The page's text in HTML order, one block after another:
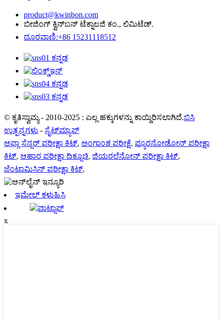
product@kwinbon.com
ಬೀಜಿಂಗ್ ಕ್ವಿನ್‌ಬನ್ ಟೆಕ್ನಾಲಜಿ ಕಂ., ಲಿಮಿಟೆಡ್.
ದೂರವಾಣಿ:+86 15231118512
© ಕೃತಿಸ್ವಾಮ್ಯ - 2010-2025 : ಎಲ್ಲ ಹಕ್ಕುಗಳನ್ನು ಕಾಯ್ದಿರಿಸಲಾಗಿದೆ.ಬಿಸಿ
ಉತ್ಪನ್ನಗಳು - ಸೈಟ್‌ಮ್ಯಾಪ್
ಅಫ್ಲಾ ಸೆನ್ಸರ್ ಪರೀಕ್ಷಾ ಕಿಟ್, ಅಂಗಾಂಶ ಪರೀಕ್ಷೆ, ಫ್ಯೂರನೋಡೋನ್ ಪರೀಕ್ಷಾ
ಕಿಟ್, ಆಹಾರ ಪರೀಕ್ಷಾ ದಿಕ್ಸೂಚಿ, ಜಿಯರಲೆನೋನ್ ಪರೀಕ್ಷಾ ಕಿಟ್,
ಜೆಂಟಾಮಿಸಿನ್ ಪರೀಕ್ಷಾ ಕಿಟ್,
ಇಮೇಲ್ ಕಳುಹಿಸಿ
ವಾಟ್ಸಾಪ್
x